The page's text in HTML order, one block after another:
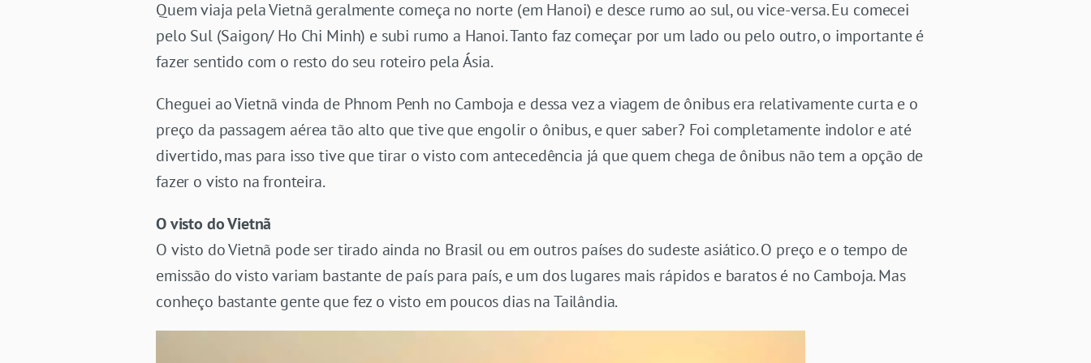
Quem viaja pela Vietnã geralmente começa no norte (em Hanoi) e desce rumo ao sul, ou vice-versa. Eu comecei
pelo Sul (Saigon/ Ho Chi Minh) e subi rumo a Hanoi. Tanto faz começar por um lado ou pelo outro, o importante é
fazer sentido com o resto do seu roteiro pela Ásia.
Cheguei ao Vietnã vinda de Phnom Penh no Camboja e dessa vez a viagem de ônibus era relativamente curta e o
preço da passagem aérea tão alto que tive que engolir o ônibus, e quer saber? Foi completamente indolor e até
divertido, mas para isso tive que tirar o visto com antecedência já que quem chega de ônibus não tem a opção de
fazer o visto na fronteira.
O visto do Vietnã
O visto do Vietnã pode ser tirado ainda no Brasil ou em outros países do sudeste asiático. O preço e o tempo de
emissão do visto variam bastante de país para país, e um dos lugares mais rápidos e baratos é no Camboja. Mas
conheço bastante gente que fez o visto em poucos dias na Tailândia.